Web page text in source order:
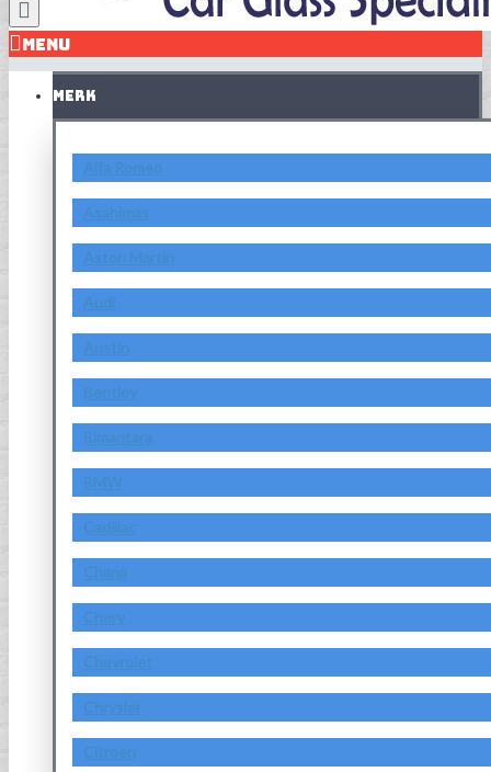
MENU
MERK
Alfa Romeo
Asahimas
Aston Martin
Audi
Austin
Bentley
Bimantara
BMW
Cadillac
Chana
Chery
Chevrolet
Chrysler
Citroen